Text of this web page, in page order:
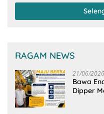
RAGAM NEWS
21/06/2026
Bawa
Dipper